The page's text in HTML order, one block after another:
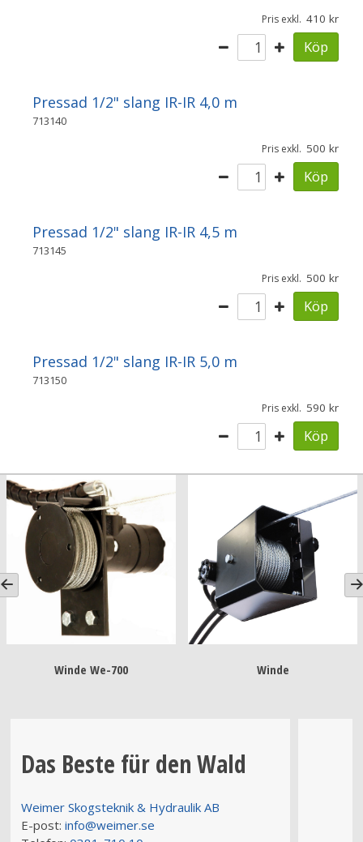
Pris exkl. 410
Köp
Pressad 1/2" slang IR-IR 4,0 m
713140
Pris exkl. 500
Köp
Pressad 1/2" slang IR-IR 4,5 m
713145
Pris exkl. 500
Köp
Pressad 1/2" slang IR-IR 5,0 m
713150
Pris exkl. 590
Köp
Windefernsteuerungs kit Bergungswinde
Das Beste für den Wald
Weimer Skogsteknik & Hydraulik AB
E-post: info@weimer.se